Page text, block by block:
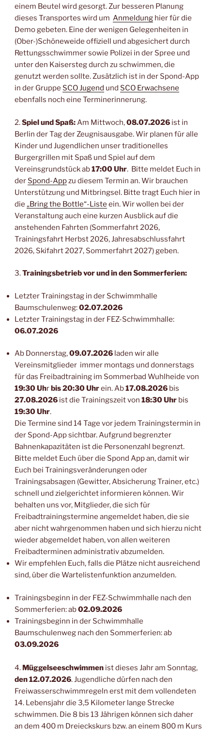
einem Beutel wird gesorgt. Zur besseren Planung
dieses Transportes wird um Anmeldung hier für die
Demo gebeten. Eine der wenigen Gelegenheiten in
(Ober-)Schöneweide offiziell und abgesichert durch
Rettungsschwimmer sowie Polizei in der Spree und
unter den Kaisersteg durch zu schwimmen, die
genutzt werden sollte. Zusätzlich ist in der Spond-App
in der Gruppe SCO Jugend und SCO Erwachsene
ebenfalls noch eine Terminerinnerung.
2.Spiel und Spaß:Am Mittwoch,08.07.2026 ist in
Berlin der Tag der Zeugnisausgabe. Wir planen für alle
Kinder und Jugendlichen unser traditionelles
Burgergrillen mit Spaß und Spiel auf dem
Vereinsgrundstück ab17:00 Uhr. Bitte meldet Euch in
der Spond-Appzu diesem Termin an. Wir brauchen
Unterstützung und Mitbringsel. Bitte tragt Euch hier in
die „Bring the Bottle“-Liste ein. Wir wollen bei der
Veranstaltung auch eine kurzen Ausblick auf die
anstehenden Fahrten (Sommerfahrt 2026,
Trainingsfahrt Herbst 2026, Jahresabschlussfahrt
2026, Skifahrt 2027, Sommerfahrt 2027) geben.
3.Trainingsbetrieb vor und in den Sommerferien:
Letzter Trainingstag in der Schwimmhalle
Baumschulenweg:02.07.2026
Letzter Trainingstag in der FEZ-Schwimmhalle:
06.07.2026
Ab Donnerstag,09.07.2026 laden wir alle
Vereinsmitglieder immer montags und donnerstags
für das Freibadtraining im Sommerbad Wuhlheide von
19:30 Uhrbis 20:30 Uhrein. Ab17.08.2026 bis
27.08.2026 ist die Trainingszeit von 18:30 Uhr bis
19:30 Uhr.
Die Termine sind 14 Tage vor jedem Trainingstermin in
der Spond-App sichtbar. Aufgrund begrenzter
Bahnenkapazitäten ist die Personenzahl begrenzt.
Bitte meldet Euch über die Spond App an, damit wir
Euch bei Trainingsveränderungen oder
Trainingsabsagen (Gewitter, Absicherung Trainer, etc.)
schnell und zielgerichtet informieren können. Wir
behalten uns vor, Mitglieder, die sich für
Freibadtrainingstermine angemeldet haben, die sie
aber nicht wahrgenommen haben und sich hierzu nicht
wieder abgemeldet haben, von allen weiteren
Freibadterminen administrativ abzumelden.
Wir empfehlen Euch, falls die Plätze nicht ausreichend
sind, über die Wartelistenfunktion anzumelden.
Trainingsbeginn in der FEZ-Schwimmhalle nach den
Sommerferien: ab02.09.2026
Trainingsbeginn in der Schwimmhalle
Baumschulenweg nach den Sommerferien: ab
03.09.2026
4. Müggelseeschwimmen ist dieses Jahr am Sonntag,
den12.07.2026. Jugendliche dürfen nach den
Freiwasserschwimmregeln erst mit dem vollendeten
14. Lebensjahr die 3,5 Kilometer lange Strecke
schwimmen. Die 8 bis 13 Jährigen können sich daher
an dem 400 m Dreieckskurs bzw. an einem 800 m Kurs